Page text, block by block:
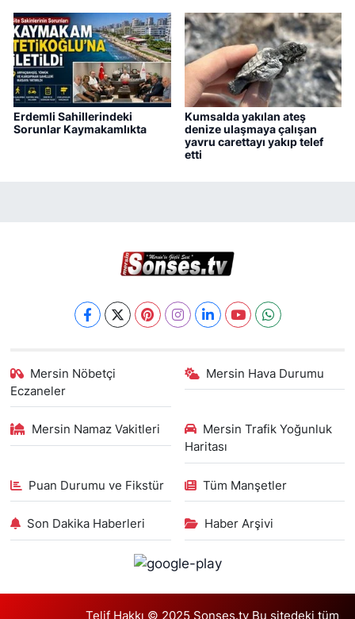
Erdemli Sahillerindeki
Sorunlar Kaymakamlıkta
Kumsalda yakılan ateş
denize ulaşmaya çalışan
yavru carettayı yakıp telef
etti
Mersin Nöbetçi
Eczaneler
Mersin Hava Durumu
Mersin Namaz Vakitleri
Mersin Trafik Yoğunluk
Haritası
Puan Durumu ve Fikstür Tüm Manşetler
Son Dakika Haberleri Haber Arşivi
Telif Hakkı © 2025 Sonses.tv Bu sitedeki tüm